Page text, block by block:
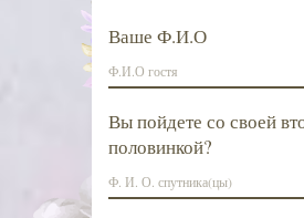
Ваше Ф.И.О
Вы пойдете со своей
половинкой?